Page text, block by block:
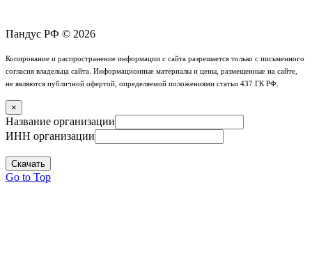
Пандус РФ © 2026
Копирование и распространение информации с сайта разрешается только с письменного
согласия владельца сайта. Информационные материалы и цены, размещенные на сайте,
не являются публичной офертой, определяемой положениями статьи 437 ГК РФ.
×
Название организации
ИНН организации
Скачать
Go to Top